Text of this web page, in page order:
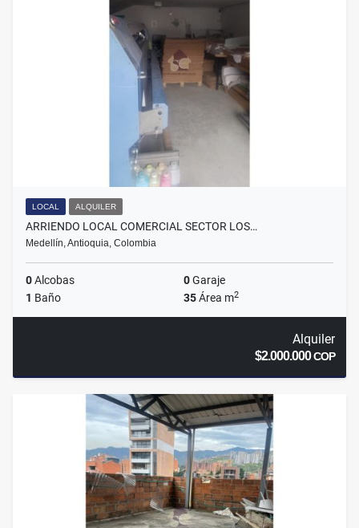
LOCAL ALQUILER
ARRIENDO LOCAL COMERCIAL SECTOR LOS…
Medellín, Antioquia, Colombia
0Alcobas 0Garaje
1 Baño 35Área m2
Alquiler
$2.000.000COP